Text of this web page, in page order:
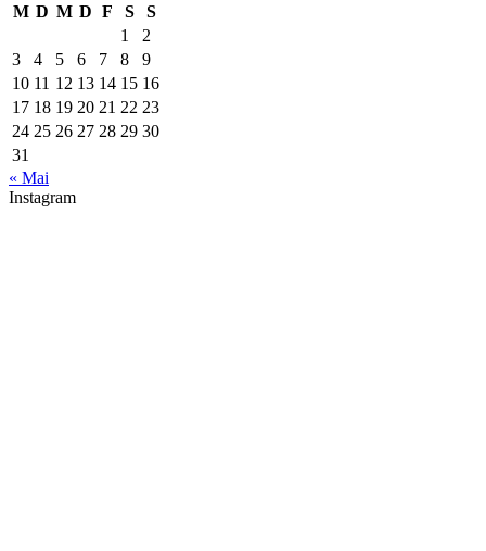
M D M D F S
S
1
2
3
4 5 6 7 8
9
10 11 12 13 14 15 16
17 18 19 20 21 22 23
24 25 26 27 28 29 30
31
« Mai
Instagram